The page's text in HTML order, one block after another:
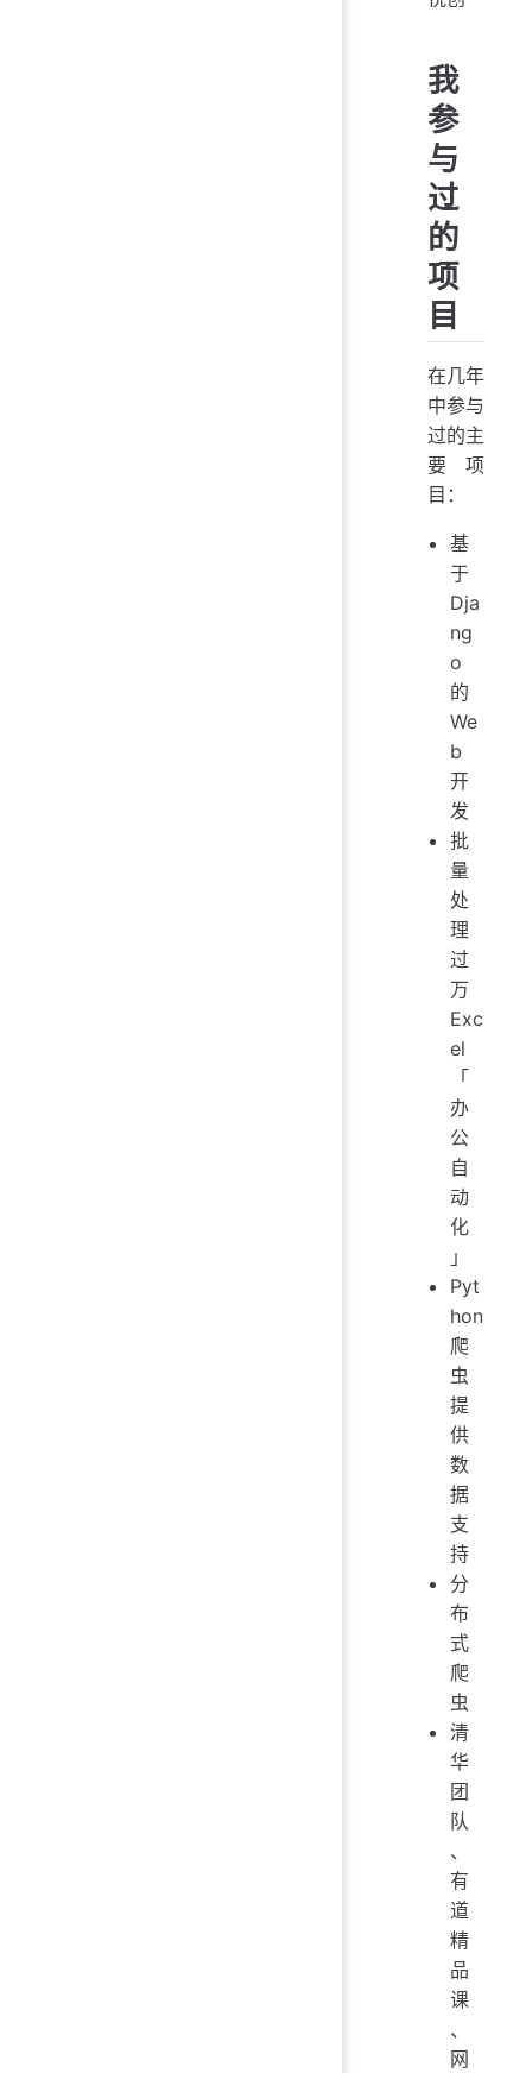
我
参
与
过
的
项
目
在几年
中参与
过的主
要项
目：
基
于
Dja
ng
o
的
We
b
开
发
批
量
处
理
过
万
Exc
el
「
办
公
自
动
化
」
Pyt
hon
爬
虫
提
供
数
据
支
持
分
布
式
爬
虫
清
华
团
队
、
有
道
精
品
课
、
网